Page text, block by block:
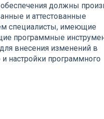
должны
и аттестованные
специалисты, имеющие
программные
внесения изменений в
настройки программного